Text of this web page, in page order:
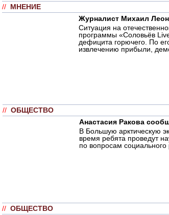
// МНЕНИЕ
Журналист Михаил
Ситуация на
программы «Соловьёв
дефицита горючего. По
извлечению прибыли,
// ОБЩЕСТВО
Анастасия Ракова
В Большую арктическую
время ребята проведут
по вопросам социального
// ОБЩЕСТВО